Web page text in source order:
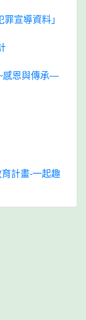
宣導資料」
感恩與傳承—
計畫-一起趣